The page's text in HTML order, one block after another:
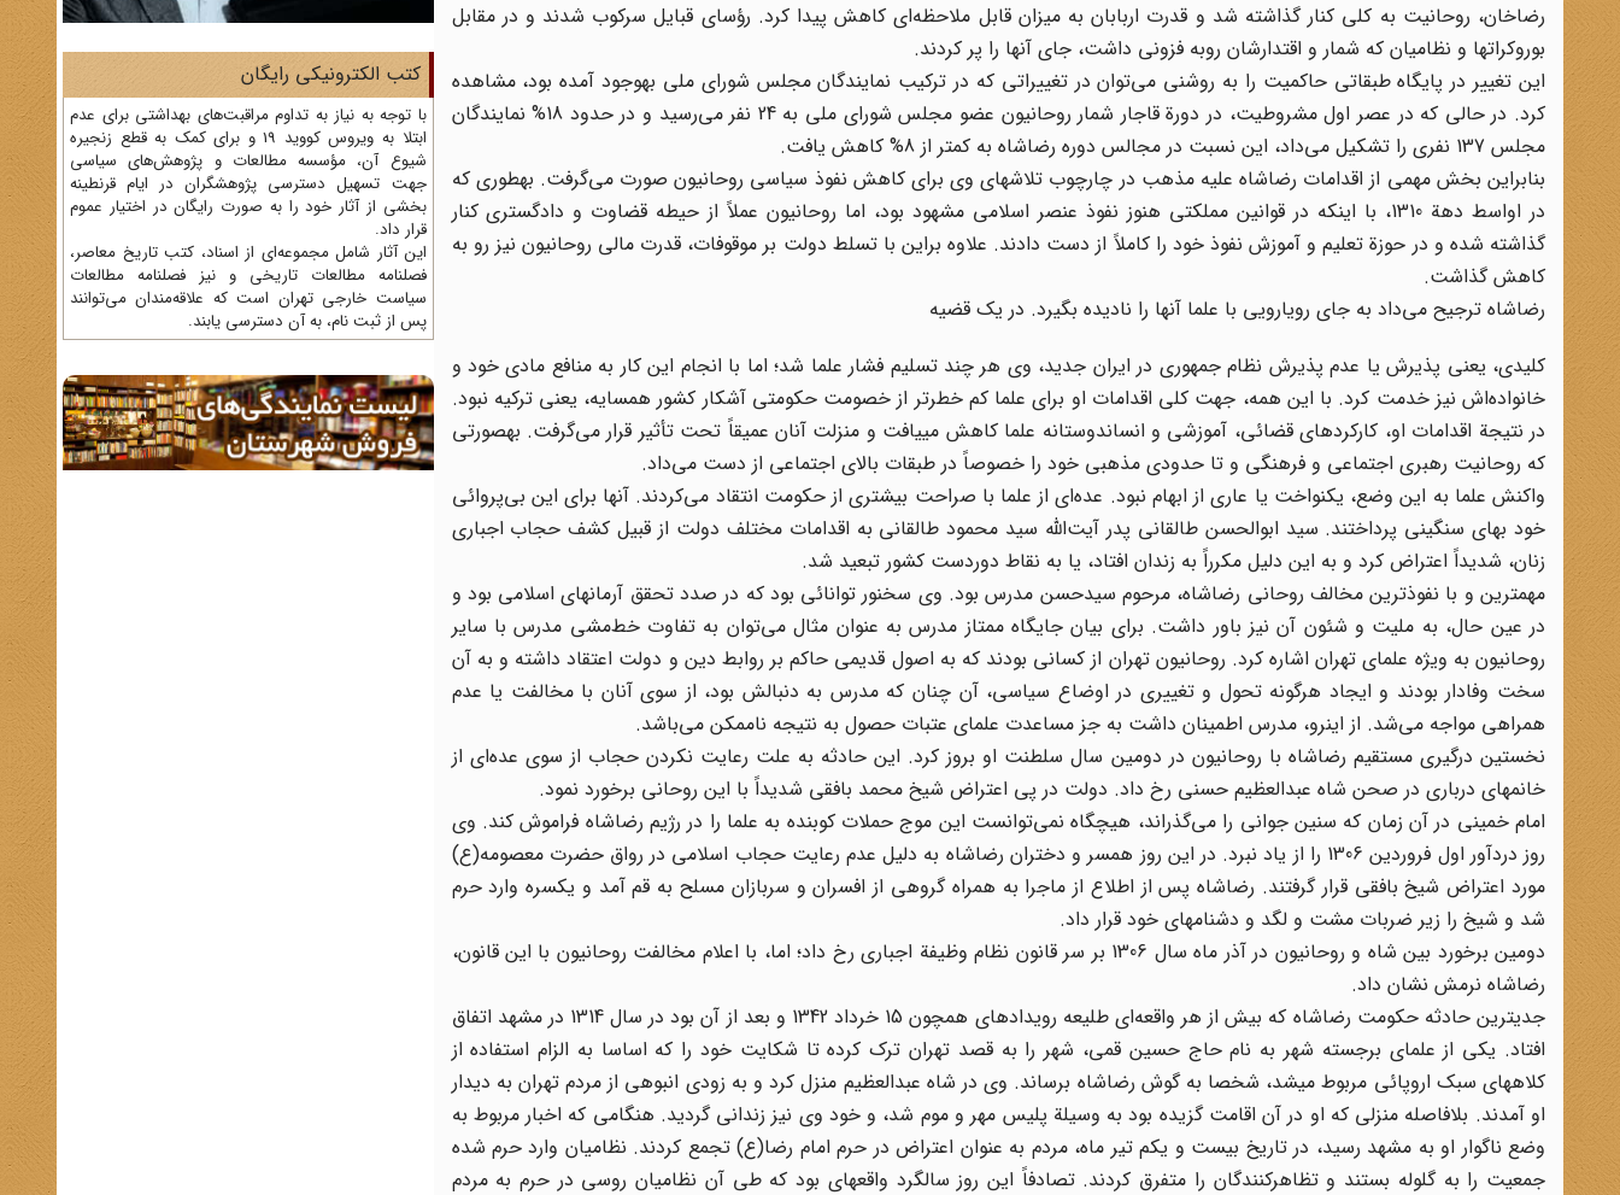
رضاخان، روحانیت به کلی کنار گذاشته شد و قدرت اربابان به میزان قابل ملاحظه‌ای کاهش پیدا کرد. رؤسای قبایل سرکوب شدند و در مقابل
بوروکراتها و نظامیان که شمار و اقتدارشان روبه فزونی داشت، جای آنها را پر کردند.
این تغییر در پایگاه طبقاتی حاکمیت را به روشنی می‌توان در تغییراتی که در ترکیب نمایندگان مجلس شورای ملی به‎وجود آمده بود، مشاهده
کرد. در حالی که در عصر اول مشروطیت، در دورة قاجار شمار روحانیون عضو مجلس شورای ملی به 24 نفر می‌رسید و در حدود 18% نمایندگان
مجلس 137 نفری را تشکیل می‌داد، این نسبت در مجالس دوره رضاشاه به کمتر از 8% کاهش یافت.
بنابراین بخش مهمی از اقدامات رضاشاه علیه مذهب در چارچوب تلاشهای وی برای کاهش نفوذ سیاسی روحانیون صورت می‌گرفت. به‎طوری که
در اواسط دهة 1310، با اینکه در قوانین مملکتی هنوز نفوذ عنصر اسلامی مشهود بود، اما روحانیون عملاً از حیطه قضاوت و دادگستری کنار
گذاشته شده و در حوزة تعلیم و آموزش نفوذ خود را کاملاً از دست دادند. علاوه براین با تسلط دولت بر موقوفات، قدرت مالی روحانیون نیز رو به
کاهش گذاشت.
رضاشاه ترجیح می‌داد به جای رویارویی با علما آنها را نادیده بگیرد. در یک قضیه
کلیدی، یعنی پذیرش یا عدم پذیرش نظام جمهوری در ایران جدید، وی هر چند تسلیم فشار علما شد؛ اما با انجام این کار به منافع مادی خود و
خانواده‌اش نیز خدمت کرد. با این همه، جهت کلی اقدامات او برای علما کم خطر‌تر از خصومت حکومتی آشکار کشور همسایه، یعنی ترکیه نبود.
در نتیجة اقدامات او، کارکردهای قضائی، آموزشی و انسان‎دوستانه علما کاهش می‎یافت و منزلت آنان عمیقاً تحت تأثیر قرار می‌گرفت. به‎صورتی
که روحانیت رهبری اجتماعی و فرهنگی و تا حدودی مذهبی خود را خصوصاً در طبقات بالای اجتماعی از دست می‌داد.
واکنش علما به این وضع، یکنواخت یا عاری از ابهام نبود. عده‌ای از علما با صراحت بیشتری از حکومت انتقاد می‌کردند. آنها برای این بی‌پروائی
خود بهای سنگینی پرداختند. سید ابوالحسن طالقانی پدر آیت‌الله سید محمود طالقانی به اقدامات مختلف دولت از قبیل کشف حجاب اجباری
زنان، شدیداً اعتراض کرد و به این دلیل مکرراً به زندان افتاد، یا به نقاط دوردست کشور تبعید شد.
مهم‎ترین و با نفوذترین مخالف روحانی رضاشاه، مرحوم سیدحسن مدرس بود. وی سخنور توانائی بود که در صدد تحقق آرمانهای اسلامی بود و
در عین حال، به ملیت و شئون آن نیز باور داشت. برای بیان جایگاه ممتاز مدرس به عنوان مثال می‌توان به تفاوت خط‌مشی مدرس با سایر
روحانیون به ویژه علمای تهران اشاره کرد. روحانیون تهران از کسانی بودند که به اصول قدیمی حاکم بر روابط دین و دولت اعتقاد داشته و به آن
سخت وفادار بودند و ایجاد هرگونه تحول و تغییری در اوضاع سیاسی، آن چنان که مدرس به دنبالش بود، از سوی آنان با مخالفت یا عدم
همراهی مواجه می‌شد. از اینرو، مدرس اطمینان داشت به‎ جز مساعدت علمای عتبات حصول به نتیجه ناممکن می‌باشد.
نخستین درگیری مستقیم رضاشاه با روحانیون در دومین سال سلطنت او بروز کرد. این حادثه به علت رعایت نکردن حجاب از سوی عده‌ای از
خانمهای درباری در صحن شاه عبدالعظیم حسنی رخ داد. دولت در پی اعتراض شیخ محمد بافقی شدیداً با این روحانی برخورد نمود.
امام خمینی در آن زمان که سنین جوانی را می‌گذراند، هیچگاه نمی‌توانست این موج حملات کوبنده به علما را در رژیم رضاشاه فراموش کند. وی
روز دردآور اول فروردین 1306 را از یاد نبرد. در این روز همسر و دختران رضاشاه به دلیل عدم رعایت حجاب اسلامی در رواق حضرت معصومه(ع)
مورد اعتراض شیخ بافقی قرار گرفتند. رضاشاه پس از اطلاع از ماجرا به همراه گروهی از افسران و سربازان مسلح به قم آمد و یکسره وارد حرم
شد و شیخ را زیر ضربات مشت و لگد و دشنامهای خود قرار داد.
دومین برخورد بین شاه و روحانیون در آذر ماه سال 1306 بر سر قانون نظام وظیفة اجباری رخ داد؛ اما، با اعلام مخالفت روحانیون با این قانون،
رضاشاه نرمش نشان داد.
جدی‎ترین حادثه حکومت رضاشاه که بیش از هر واقعه‌ای طلیعه رویدادهای همچون 15 خرداد 1342 و بعد از آن بود در سال 1314 در مشهد اتفاق
افتاد. یکی از علمای برجسته شهر به نام حاج حسین قمی، شهر را به قصد تهران ترک کرده تا شکایت خود را که اساسا به الزام استفاده از
کلاههای سبک اروپائی مربوط می‎شد، شخصا به گوش رضاشاه برساند. وی در شاه عبدالعظیم منزل کرد و به زودی انبوهی از مردم تهران به دیدار
او آمدند. بلافاصله منزلی که او در آن اقامت گزیده بود به وسیلة پلیس مهر و موم شد، و خود وی نیز زندانی گردید. هنگامی که اخبار مربوط به
وضع ناگوار او به مشهد رسید، در تاریخ بیست و یکم تیر ماه، مردم به عنوان اعتراض در حرم امام رضا(ع) تجمع کردند. نظامیان وارد حرم شده
جمعیت را به گلوله بستند و تظاهرکنندگان را متفرق کردند. تصادفاً این روز سالگرد واقعه‎ای بود که طی آن نظامیان روسی در حرم به مردم
کتب الکترونیکی رایگان
با توجه به نیاز به تداوم مراقبت‌های بهداشتی برای عدم
ابتلا به ویروس کووید 19 و برای کمک به قطع زنجیره
شیوع آن، مؤسسه مطالعات و پژوهش‌های سیاسی
جهت تسهیل دسترسی پژوهشگران در ایام قرنطینه
بخشی از آثار خود را به صورت رایگان در اختیار عموم
قرار داد.
این آثار شامل مجموعه‌ای از اسناد، کتب تاریخ معاصر،
فصلنامه‌ مطالعات تاریخی و نیز فصلنامه مطالعات
سیاست خارجی تهران است که علاقه‌مندان می‌توانند
پس از ثبت نام، به آن دسترسی یابند.